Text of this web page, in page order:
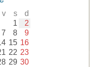
v s d
1 2
7 8 9
15 16
22 23
29 30